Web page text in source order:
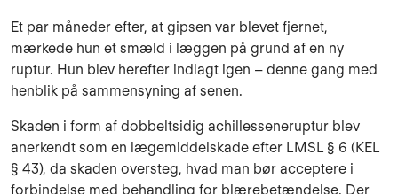
Et par måneder efter, at gipsen var blevet fjernet,
mærkede hun et smæld i læggen på grund af en ny
ruptur. Hun blev herefter indlagt igen – denne gang med
henblik på sammensyning af senen.
Skaden i form af dobbeltsidig achillesseneruptur blev
anerkendt som en lægemiddelskade efter LMSL § 6 (KEL
§ 43), da skaden oversteg, hvad man bør acceptere i
forbindelse med behandling for blærebetændelse. Der